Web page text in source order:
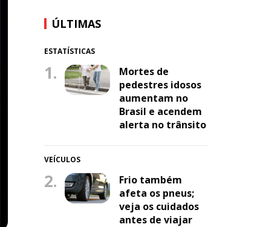
ÚLTIMAS
ESTATÍSTICAS
1.
Mortes de
pedestres idosos
aumentam no
Brasil e acendem
alerta no trânsito
VEÍCULOS
2.
Frio também
afeta os pneus;
veja os cuidados
antes de viajar